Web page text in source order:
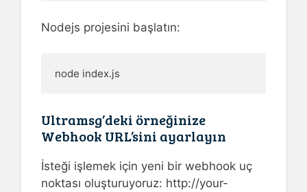
Nodejs projesini başlatın:
node index.js
Ultramsg’deki örneğinize
Webhook URL’sini ayarlayın
İsteği işlemek için yeni bir webhook uç
noktası oluşturuyoruz: http://your-